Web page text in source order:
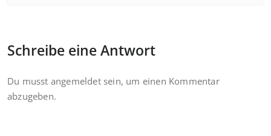
Schreibe eine Antwort
Du musst angemeldetsein, um einen Kommentar
abzugeben.